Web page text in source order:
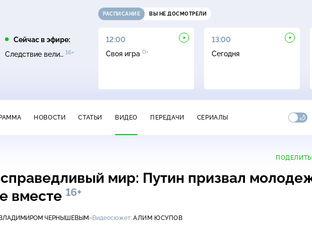
Сейчас в эфире:
Следствие вели… 16+
РАСПИСАНИЕ ВЫ НЕ ДОСМОТРЕЛИ
11:00
Основано на реальных
12:00
Своя игра 0+
13:00
Сегодня
НОВОСТИ СТАТЬИ ВИДЕО ПЕРЕДАЧИ СЕРИАЛЫ
мир: Путин призвал
вместе 16+
ЧЕРНЫШЕВЫМ»Видеосюжет: АЛИМ ЮСУПОВ